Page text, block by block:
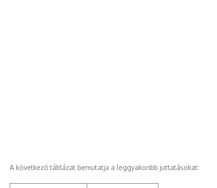
A következő táblázat bemutatja a leggyakoribb juttatásokat: